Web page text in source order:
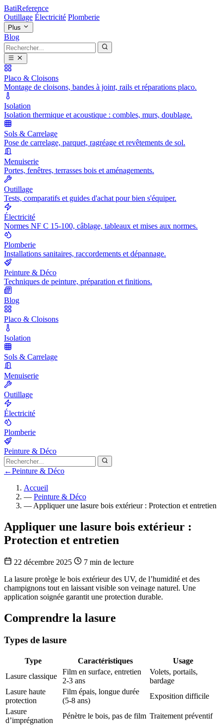
BatiReference
Outillage Électricité Plomberie
Plus
Blog
Placo & Cloisons
Montage de cloisons, bandes à joint, rails et réparations placo.
Isolation
Isolation thermique et acoustique : combles, murs, doublage.
Sols & Carrelage
Pose de carrelage, parquet, ragréage et revêtements de sol.
Menuiserie
Portes, fenêtres, terrasses bois et aménagements.
Outillage
Tests, comparatifs et guides d'achat pour bien s'équiper.
Électricité
Normes NF C 15-100, câblage, tableaux et mises aux normes.
Plomberie
Installations sanitaires, raccordements et dépannage.
Peinture & Déco
Techniques de peinture, préparation et finitions.
Blog
Placo & Cloisons
Isolation
Sols & Carrelage
Menuiserie
Outillage
Électricité
Plomberie
Peinture & Déco
←Peinture & Déco
Accueil
— Peinture & Déco
— Appliquer une lasure bois extérieur : Protection et entretien
Appliquer une lasure bois extérieur :
Protection et entretien
22 décembre 2025
7 min de lecture
La lasure protège le bois extérieur des UV, de l’humidité et des
champignons tout en laissant visible son veinage naturel. Une
application soignée garantit une protection durable.
Comprendre la lasure
Types de lasure
Type Caractéristiques
Usage
Lasure classique
Film en surface, entretien
2-3 ans
Volets, portails,
bardage
Lasure haute
protection
Film épais, longue durée
(5-8 ans)
Exposition difficile
Lasure
d’imprégnation
Pénètre le bois, pas de film Traitement préventif